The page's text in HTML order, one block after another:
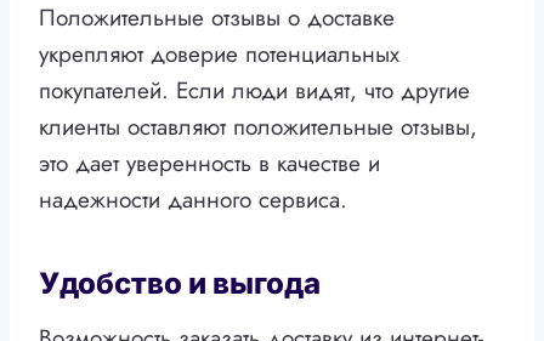
Положительные отзывы о доставке
укрепляют доверие потенциальных
покупателей. Если люди видят, что другие
клиенты оставляют положительные отзывы,
это дает уверенность в качестве и
надежности данного сервиса.
Удобство и выгода